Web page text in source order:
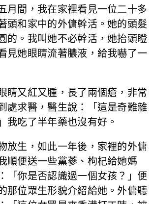
月間，我在家裡看見一位二十多
頭和家中的外傭幹活。她的頭髮
的。我叫她不必幹活，她抬頭瞪
見她眼睛流著膿液，給我嚇了一
睛又紅又腫，長了兩個瘡，非常
處求醫，醫生說：「這是奇難雜
我吃了半年藥也沒有好。
放生，如此一年後，家裡的外傭
順便送一些黨蔘、枸杞給她媽
「你是否認識過一個女孩？」便
那位眾生形貌介紹給她。外傭聽